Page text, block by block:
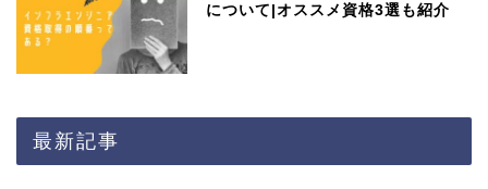
について|オススメ資格3選も紹介
最新記事